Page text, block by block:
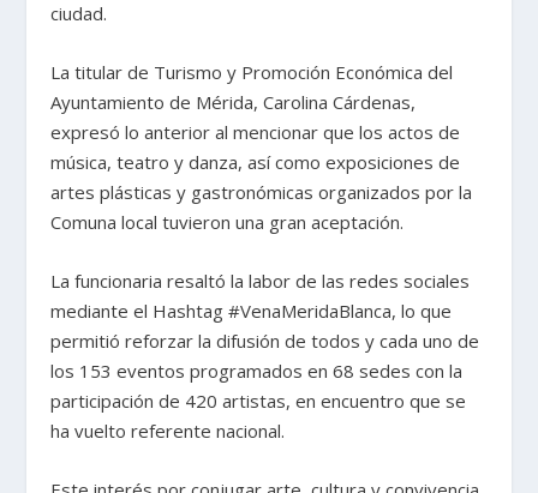
ciudad.
La titular de Turismo y Promoción Económica del
Ayuntamiento de Mérida, Carolina Cárdenas,
expresó lo anterior al mencionar que los actos de
música, teatro y danza, así como exposiciones de
artes plásticas y gastronómicas organizados por la
Comuna local tuvieron una gran aceptación.
La funcionaria resaltó la labor de las redes sociales
mediante el Hashtag #VenaMeridaBlanca, lo que
permitió reforzar la difusión de todos y cada uno de
los 153 eventos programados en 68 sedes con la
participación de 420 artistas, en encuentro que se
ha vuelto referente nacional.